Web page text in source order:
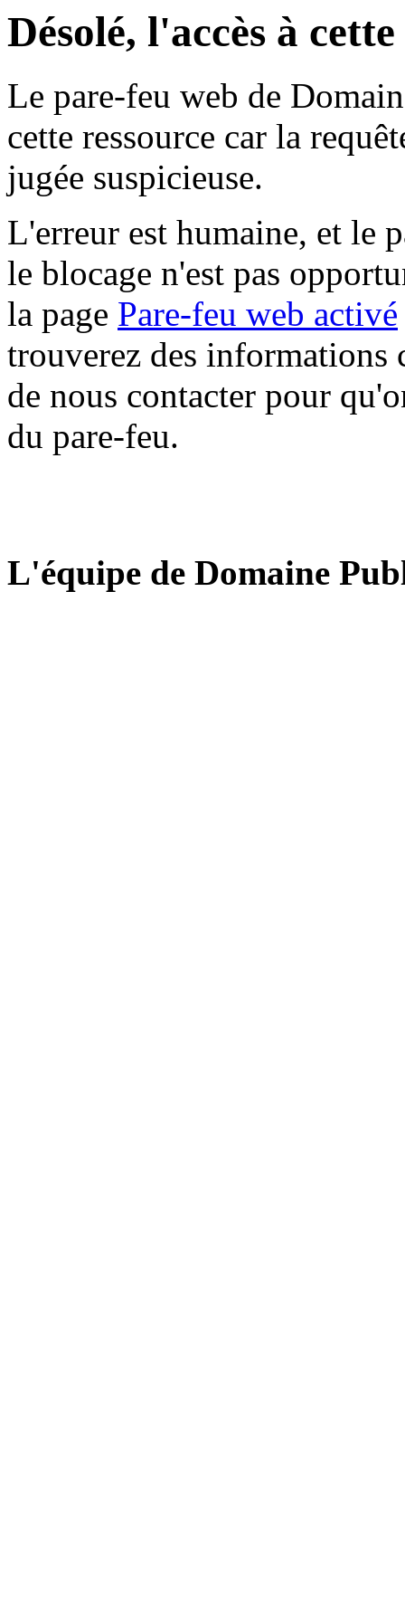
Désolé, l'accès à
Le pare-feu web de
cette ressource car la
jugée suspicieuse.
L'erreur est humaine, et le
le blocage n'est pas
la page Pare-feu web activé
trouverez des informations
de nous contacter pour
du pare-feu.
L'équipe de Domaine